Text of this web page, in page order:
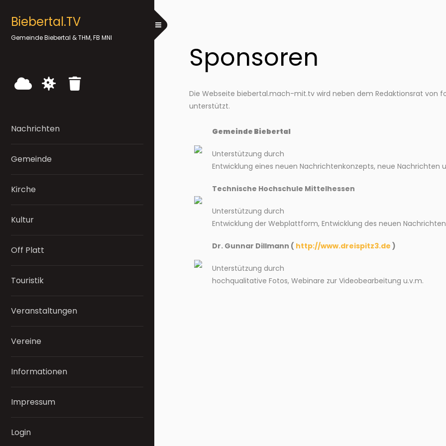
Biebertal.TV
Gemeinde Biebertal & THM, FB MNI
Nachrichten
Gemeinde
Kirche
Kultur
Off Platt
Touristik
Veranstaltungen
Vereine
Informationen
Impressum
Login
Toggle Menu
Sponsoren
Die Webseite biebertal.mach-mit.tv wird neben dem Redaktionsrat von
unterstützt.
Gemeinde Biebertal
Unterstützung durch
Entwicklung eines neuen Nachrichtenkonzepts, neue Nachrichten
Technische Hochschule Mittelhessen
Unterstützung durch
Entwicklung der Webplattform, Entwicklung des neuen
Dr. Gunnar Dillmann ( http://www.dreispitz3.de )
Unterstützung durch
hochqualitative Fotos, Webinare zur Videobearbeitung u.v.m.